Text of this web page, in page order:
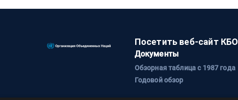
Посетить веб-сайт КБО
Документы
Обзорная таблица с 1987 года
Годовой обзор